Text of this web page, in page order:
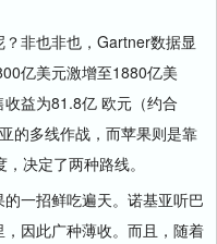
非也非也，Gartner数据显
亿美元激增至1880亿美
益为81.8亿 欧元（约合
的多线作战，而苹果则是靠
决定了两种路线。
一招鲜吃遍天。诺基亚听巴
因此广种薄收。而且，随着